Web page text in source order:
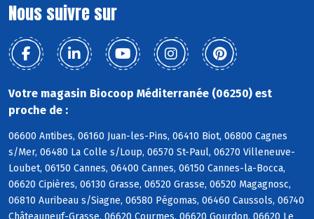
Nous suivre sur
Votre magasin Biocoop Méditerranée (06250) est
proche de :
06600 Antibes, 06160 Juan-les-Pins, 06410 Biot, 06800 Cagnes
s/Mer, 06480 La Colle s/Loup, 06570 St-Paul, 06270 Villeneuve-
Loubet, 06150 Cannes, 06400 Cannes, 06150 Cannes-la-Bocca,
06620 Cipières, 06130 Grasse, 06520 Grasse, 06520 Magagnosc,
06810 Auribeau s/Siagne, 06580 Pégomas, 06460 Caussols, 06740
Châteauneuf-Grasse, 06620 Courmes, 06620 Gourdon, 06620 Le